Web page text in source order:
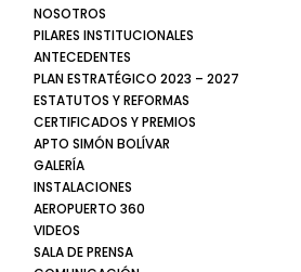
NOSOTROS
PILARES INSTITUCIONALES
ANTECEDENTES
PLAN ESTRATÉGICO 2023 – 2027
ESTATUTOS Y REFORMAS
CERTIFICADOS Y PREMIOS
APTO SIMÓN BOLÍVAR
GALERÍA
INSTALACIONES
AEROPUERTO 360
VIDEOS
SALA DE PRENSA